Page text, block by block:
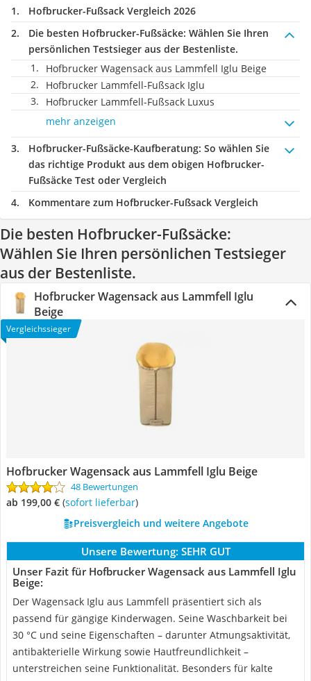
Hofbrucker-Fußsack Vergleich 2026
Die besten Hofbrucker-Fußsäcke: Wählen Sie Ihren
persönlichen Testsieger aus der Bestenliste.
Hofbrucker Wagensack aus Lammfell Iglu Beige
Hofbrucker Lammfell-Fußsack Iglu
Hofbrucker Lammfell-Fußsack Luxus
mehr anzeigen
Hofbrucker-Fußsäcke-Kaufberatung: So wählen Sie
das richtige Produkt aus dem obigen Hofbrucker-
Fußsäcke Test oder Vergleich
Kommentare zum Hofbrucker-Fußsack Vergleich
Die besten Hofbrucker-Fußsäcke:
Wählen Sie Ihren persönlichen Testsieger
aus der Bestenliste.
Hofbrucker Wagensack aus Lammfell Iglu
Beige
Vergleichssieger
Hofbrucker Wagensack aus Lammfell Iglu Beige
48 Bewertungen
ab 199,00 € ( Sofort lieferbar)
Preisvergleich und weitere Angebote
Unsere Bewertung: SEHR GUT
Unser Fazit für Hofbrucker Wagensack aus Lammfell Iglu
Beige:
Der Wagensack Iglu aus Lammfell präsentiert sich als
passend für gängige Kinderwagen. Seine Waschbarkeit bei
30 °C und seine Eigenschaften – darunter Atmungsaktivität,
antibakterielle Wirkung sowie Hautfreundlichkeit –
unterstreichen seine Funktionalität. Besonders für kalte